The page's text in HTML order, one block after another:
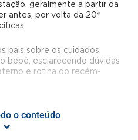
geralmente a partir da
antes, por volta da 20ª
pais sobre os cuidados
bebê, esclarecendo dúvidas
e rotina do recém-
ganho de peso,
iniciais.
o conteúdo